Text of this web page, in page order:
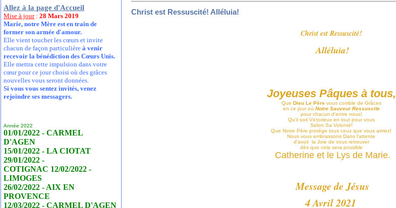
Allez à la page d'Accueil
Mise à jour:28 Mars 2019
Marie, notre Mère est en train de
former son armée d'amour.
Elle vient toucher les cœurs et invite
chacun de façon particulièreà venir
recevoir la bénédiction des Cœurs Unis.
Elle mettra cette impulsion dans votre
cœur pour ce jour choisi où des grâces
nouvelles vous seront données.
Si vous vous sentez invités, venez
rejoindre ses messagers.
Année 2022
01/01/2022 - CARMEL
D'AGEN
15/01/2022 - LA CIOTAT
29/01/2022 -
COTIGNAC 12/02/2022 -
LIMOGES
26/02/2022 - AIX EN
PROVENCE
12/03/2022 - CARMEL D'AGEN
Christ est Ressuscité! Alléluia!
Christ est Ressuscité!
Alléluia!
Joyeuses Pâques à tous,
Que Dieu Le Pèrevous comble de Grâces
en ce jour où Notre Sauveur Ressuscite
pour chacun d'entre nous!
Qu'il soit Victorieux en tout pour vous
Selon Sa Volonté!
Que Notre Père protège tous ceux que vous aimez!
Nous vous embrassons Dans l'attente
d'avoir la Joie de vous retrouver
dès que cela sera possible
Catherine et le Lys de Marie.
Message de Jésus
4 Avril 2021